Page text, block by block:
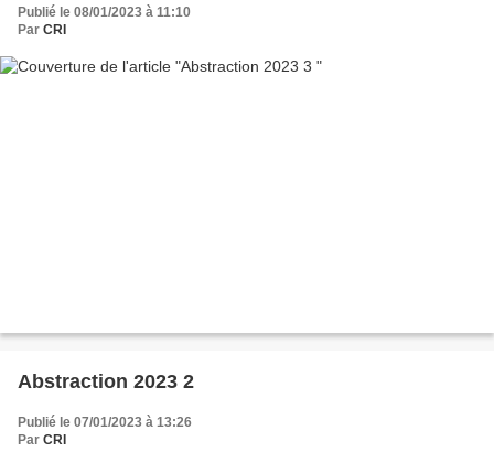
Publié le 08/01/2023 à 11:10
Par CRI
Abstraction 2023 2
Publié le 07/01/2023 à 13:26
Par CRI